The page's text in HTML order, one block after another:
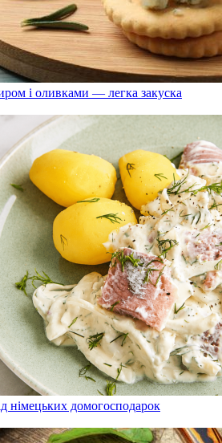
і оливками — легка закуска
німецьких домогосподарок